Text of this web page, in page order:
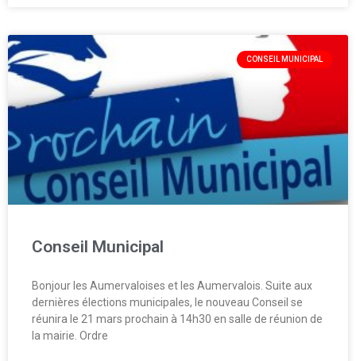
CONSEIL MUNICIPAL
Conseil Municipal
Bonjour les Aumervaloises et les Aumervalois. Suite aux
dernières élections municipales, le nouveau Conseil se
réunira le 21 mars prochain à 14h30 en salle de réunion de
la mairie. Ordre